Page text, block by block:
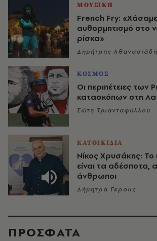
ΜΟΥΣΙΚΗ
French Fry:
αυθορμητισμό στο
ρίσκα»
Δημήτρης
ΚΟΣΜΟΣ
Οι περιπέτειες
κατασκόπων στη
Σώτη Τριανταφύλλου
ΚΑΤΟΙΚΙΔΙΑ
Νίκος Χρυσάκης:
είναι τα αδέσποτα,
άνθρωποι
Δήμητρα Γκρους
ΠΡΟΣΦΑΤΑ